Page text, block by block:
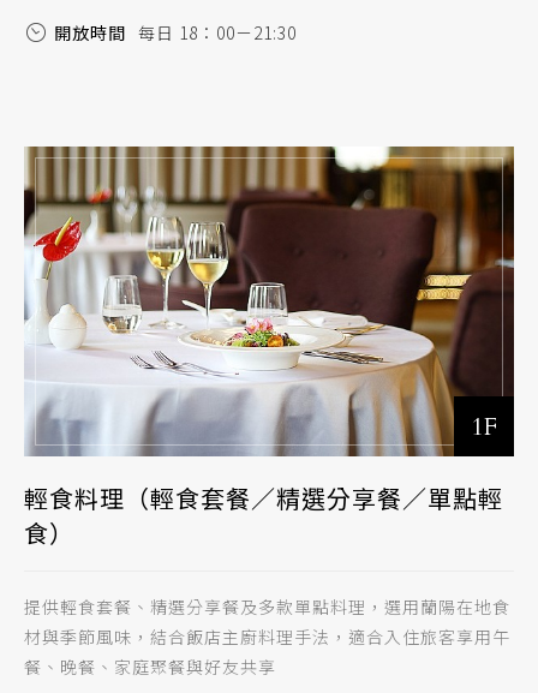
開放時間 每日 18：00－21:30
1F
輕食料理（輕食套餐／精選分享餐／單點輕
食）
提供輕食套餐、精選分享餐及多款單點料理，選用蘭陽在地食
材與季節風味，結合飯店主廚料理手法，適合入住旅客享用午
餐、晚餐、家庭聚餐與好友共享